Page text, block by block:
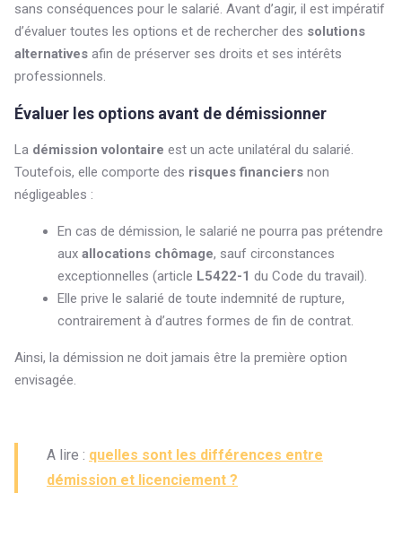
sans conséquences pour le salarié. Avant d’agir, il est impératif
d’évaluer toutes les options et de rechercher des solutions
alternatives afin de préserver ses droits et ses intérêts
professionnels.
Évaluer les options avant de démissionner
La démission volontaire est un acte unilatéral du salarié.
Toutefois, elle comporte des risques financiers non
négligeables :
En cas de démission, le salarié ne pourra pas prétendre
aux allocations chômage, sauf circonstances
exceptionnelles (article L5422-1 du Code du travail).
Elle prive le salarié de toute indemnité de rupture,
contrairement à d’autres formes de fin de contrat.
Ainsi, la démission ne doit jamais être la première option
envisagée.
A lire : quelles sont les différences entre
démission et licenciement ?